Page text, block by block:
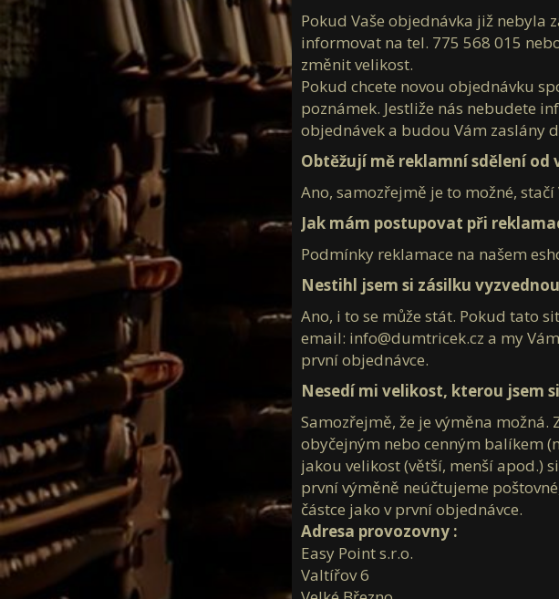
Pokud Vaše objednávka již nebyla
informovat na tel. 775 568 015
změnit velikost.
Pokud chcete novou objednávku
poznámek. Jestliže nás nebudete
objednávek a budou Vám zaslány
Obtěžují mě reklamní sdělení od
Ano, samozřejmě je to možné,
Jak mám postupovat při
Podmínky reklamace na našem
Nestihl jsem si zásilku
Ano, i to se může stát. Pokud tato
email: info@dumtricek.cz a my
první objednávce.
Nesedí mi velikost, kterou jsem
Samozřejmě, že je výměna
obyčejným nebo cenným balíkem
jakou velikost (větší, menší apod.)
první výměně neúčtujeme
částce jako v první objednávce.
Adresa provozovny :
Easy Point s.r.o.
Valtířov 6